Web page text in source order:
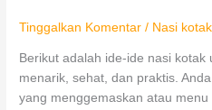
Tinggalkan Komentar / Nasi
Berikut adalah ide-ide nasi
menarik, sehat, dan praktis.
yang menggemaskan atau